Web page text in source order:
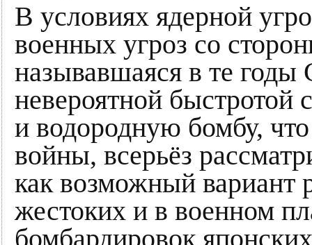
В условиях ядерной
военных угроз со
называвшаяся в те
невероятной быстротой
и водородную бомбу,
войны, всерьёз
как возможный вариант
жестоких и в военном
бомбардировок